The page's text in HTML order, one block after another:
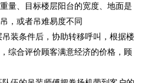
量、目标楼层阳台的宽度、地面是
，或者吊难易度不同
装条件后，协助转移呼叫，根据楼
综合评价顾客满意经济的价格，顾